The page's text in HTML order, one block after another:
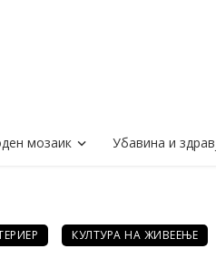
мозаик Убавина и
КУЛТУРА НА ЖИВЕЕЊЕ